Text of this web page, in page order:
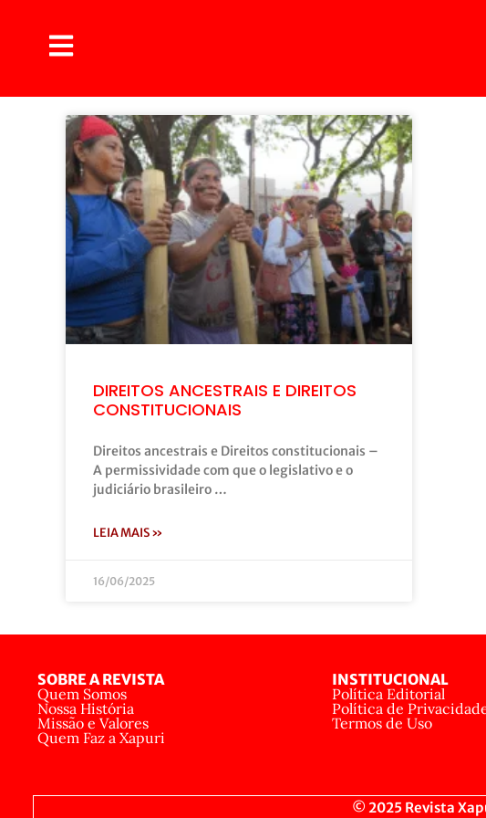
DIREITOS ANCESTRAIS E DIREITOS
CONSTITUCIONAIS
Direitos ancestrais e Direitos constitucionais –
A permissividade com que o legislativo e o
judiciário brasileiro …
LEIA MAIS »
16/06/2025
SOBRE A REVISTA
Quem Somos
Nossa História
Missão e Valores
Quem Faz a Xapuri
INSTITUCIONAL
Política Editorial
Política de
Termos de Uso
© 2025 Revista